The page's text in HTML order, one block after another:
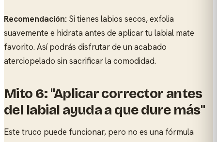
Recomendación: Si tienes labios secos, exfolia
suavemente e hidrata antes de aplicar tu labial mate
favorito. Así podrás disfrutar de un acabado
aterciopelado sin sacrificar la comodidad.
Mito 6: "Aplicar corrector antes
del labial ayuda a que dure más"
Este truco puede funcionar, pero no es una fórmula